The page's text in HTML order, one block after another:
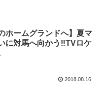
ホームグランドへ】夏マ
に対馬へ向かう‼️TVロケ
2018.08.16